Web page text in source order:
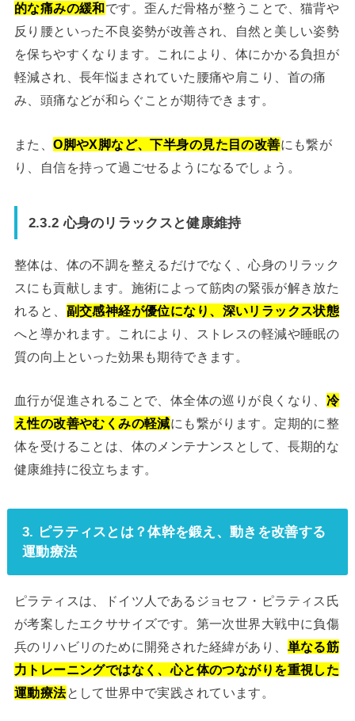
的な痛みの緩和です。歪んだ骨格が整うことで、猫背や
反り腰といった不良姿勢が改善され、自然と美しい姿勢
を保ちやすくなります。これにより、体にかかる負担が
軽減され、長年悩まされていた腰痛や肩こり、首の痛
み、頭痛などが和らぐことが期待できます。
また、O脚やX脚など、下半身の見た目の改善にも繋が
り、自信を持って過ごせるようになるでしょう。
2.3.2 心身のリラックスと健康維持
整体は、体の不調を整えるだけでなく、心身のリラック
スにも貢献します。施術によって筋肉の緊張が解き放た
れると、 副交感神経が優位になり、深いリラックス状態
へと導かれます。これにより、ストレスの軽減や睡眠の
質の向上といった効果も期待できます。
血行が促進されることで、体全体の巡りが良くなり、 冷
え性の改善やむくみの軽減にも繋がります。定期的に整
体を受けることは、体のメンテナンスとして、長期的な
健康維持に役立ちます。
3. ピラティスとは？体幹を鍛え、動きを改善する
運動療法
ピラティスは、ドイツ人であるジョセフ・ピラティス氏
が考案したエクササイズです。第一次世界大戦中に負傷
兵のリハビリのために開発された経緯があり、 単なる筋
力トレーニングではなく、心と体のつながりを重視した
運動療法として世界中で実践されています。